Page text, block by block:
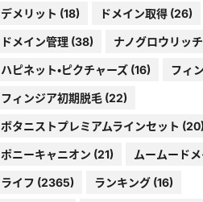
デメリット (18) ドメイン取得(26)
ドメイン管理(38) ナノグロウリッチ
ハピネット・ピクチャーズ(16) フィ
フィンジア初期脱毛(22)
ボタニストプレミアムラインセット (20)
ポニーキャニオン (21) ムームード
ライフ (2365) ランキング(16)